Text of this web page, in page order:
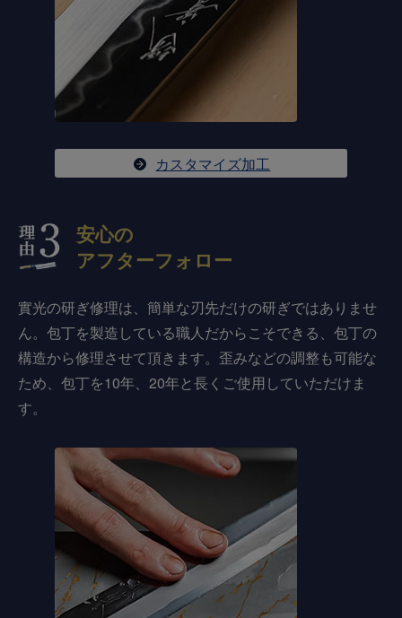
カスタマイズ加工
安心の
アフターフォロー
實光の研ぎ修理は、簡単な刃先だけの研ぎではありませ
ん。包丁を製造している職人だからこそできる、包丁の
構造から修理させて頂きます。歪みなどの調整も可能な
ため、包丁を10年、20年と長くご使用していただけま
す。